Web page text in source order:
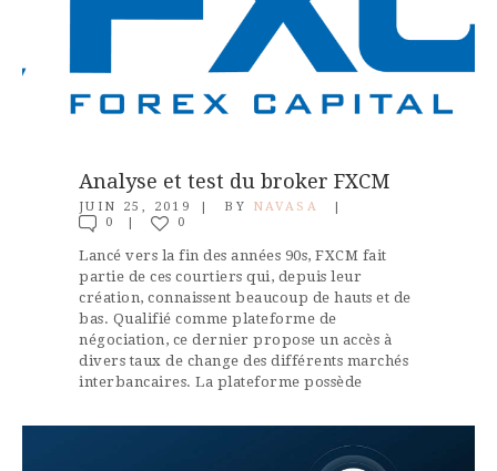
Analyse et test du broker FXCM
JUIN 25, 2019 BY
NAVASA
0
0
Lancé vers la fin des années 90s, FXCM fait
partie de ces courtiers qui, depuis leur
création, connaissent beaucoup de hauts et de
bas. Qualifié comme plateforme de
négociation, ce dernier propose un accès à
divers taux de change des différents marchés
interbancaires. La plateforme possède